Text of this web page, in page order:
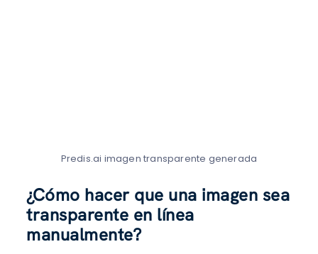
Predis.ai imagen transparente generada
¿Cómo hacer que una imagen sea
transparente en línea
manualmente?